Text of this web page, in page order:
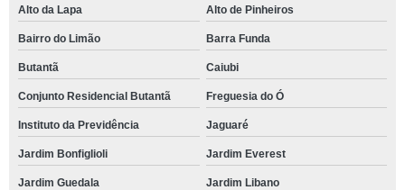
Alto da Lapa
Alto de Pinheiros
Bairro do Limão Barra Funda
Butantã Caiubi
Conjunto Residencial Butantã Freguesia do Ó
Instituto da Previdência Jaguaré
Jardim Bonfiglioli Jardim Everest
Jardim Guedala Jardim Libano